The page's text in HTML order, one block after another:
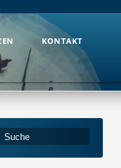
KONTAKT
KONTAKT